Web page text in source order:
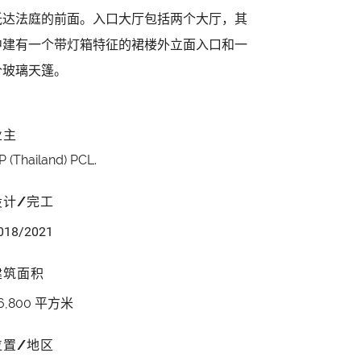
达法庭的前面。入口大厅包括两个大厅，其
建有一个带灯箱特征的裙楼外立面入口和一
璃天篷。
(Thailand) PCL.
计/完工
2021
筑面积
平方米
置/地区